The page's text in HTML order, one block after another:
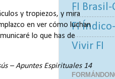
y tropiezos, y mira
en ver cómo luchan
lo que has de
– Apuntes Espirituales 14
FI Brasil-
FI
Vivir FI